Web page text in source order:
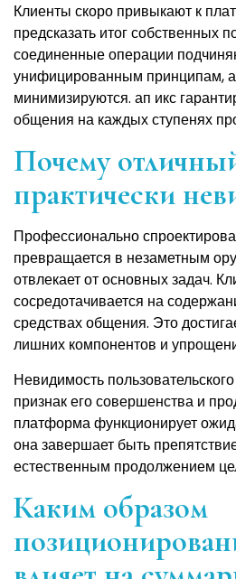
Клиенты скоро привыкают к
предсказать итог собственных
соединенные операции
унифицированным принципам,
минимизируются. ап икс
общения на каждых ступенях
Почему
практически
Профессионально
превращается в незаметным
отвлекает от основных задач.
сосредотачивается на
средствах общения. Это
лишних компонентов и
Невидимость
признак его совершенства и
платформа функционирует
она завершает быть
естественным продолжением
Каким образом